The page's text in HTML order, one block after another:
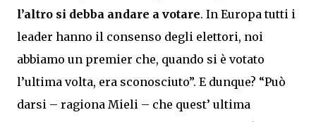
l’altro si debba andare a votare. In Europa tutti i
leader hanno il consenso degli elettori, noi
abbiamo un premier che, quando si è votato
l’ultima volta, era sconosciuto”. E dunque? “Può
darsi – ragiona Mieli – che quest’ ultima